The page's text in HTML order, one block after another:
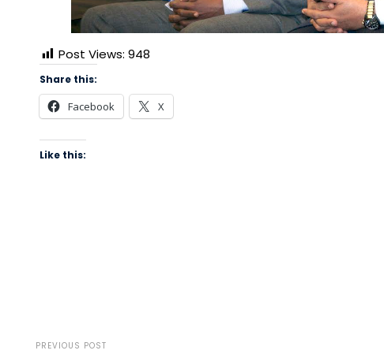
Post Views: 948
Share this:
Facebook X
Like this:
PREVIOUS POST